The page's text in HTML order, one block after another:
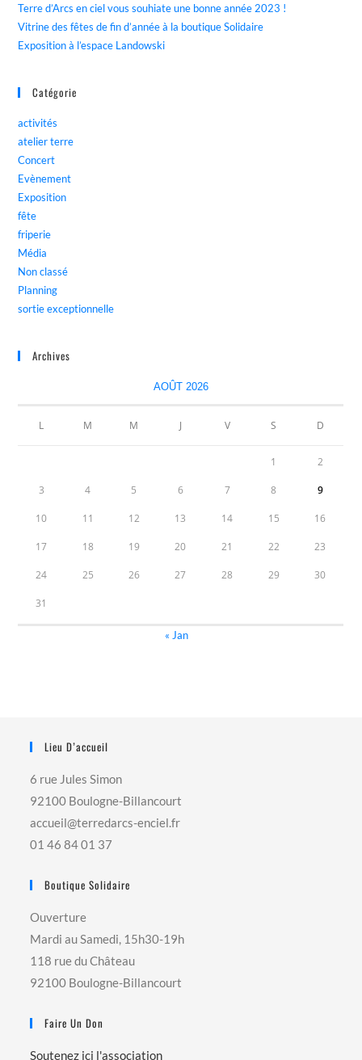
Terre d’Arcs en ciel vous souhiate une bonne année 2023 !
Vitrine des fêtes de fin d’année à la boutique Solidaire
Exposition à l’espace Landowski
Catégorie
activités
atelier terre
Concert
Evènement
Exposition
fête
friperie
Média
Non classé
Planning
sortie exceptionnelle
Archives
AOÛT 2026
L M M J V S D
1 2
3 4 5 6 7 8 9
10 11 12 13 14 15 16
17 18 19 20 21 22 23
24 25 26 27 28 29 30
31
« Jan
Lieu D’accueil
6 rue Jules Simon
92100 Boulogne-Billancourt
accueil@terredarcs-enciel.fr
01 46 84 01 37
Boutique Solidaire
Ouverture
Mardi au Samedi, 15h30-19h
118 rue du Château
92100 Boulogne-Billancourt
Faire Un Don
Soutenez ici l'association